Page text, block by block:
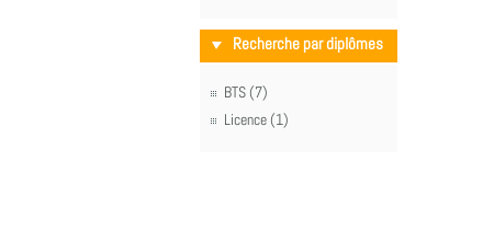
Recherche par diplômes
BTS (7)
Licence (1)